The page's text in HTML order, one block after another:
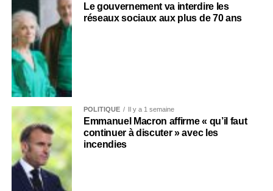
Le gouvernement va interdire les
réseaux sociaux aux plus de 70 ans
POLITIQUE Il y a 1 semaine
Emmanuel Macron affirme « qu’il faut
continuer à discuter » avec les
incendies